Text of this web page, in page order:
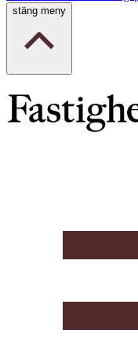
stäng meny